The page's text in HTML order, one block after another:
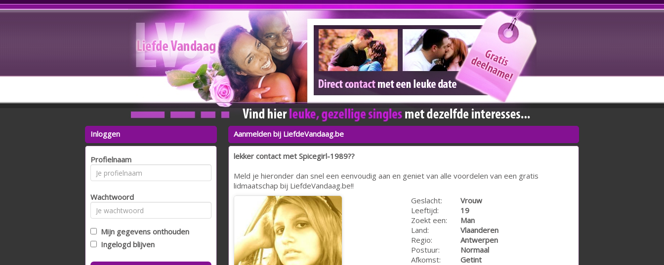
Aanmelden bij LiefdeVandaag.be
lekker contact met Spicegirl-1989??
Meld je hieronder dan snel een eenvoudig aan en geniet van alle voordelen van een gratis
lidmaatschap bij LiefdeVandaag.be!!
Geslacht:
Vrouw
Leeftijd:
19
Zoekt een:
Man
Land:
Vlaanderen
Regio:
Antwerpen
Postuur:
Normaal
Afkomst:
Getint
Inloggen
Profielnaam
Wachtwoord
Mijn gegevens onthouden
Ingelogd blijven